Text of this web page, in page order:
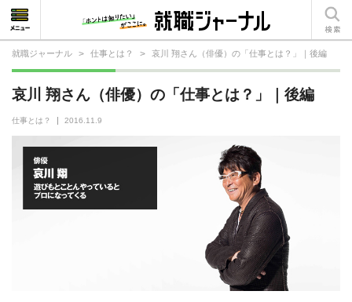
就職ジャーナル > 仕事とは？ > 哀川 翔さん（俳優）の「仕事とは？」｜後編
哀川 翔さん（俳優）の「仕事とは？」｜後編
仕事とは？ 2016.11.9
就活相談
就活ノウハウ
仕事の選び方・ヒント
仕事とは？
就活コラム